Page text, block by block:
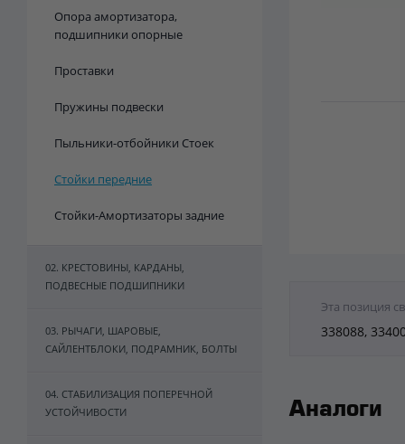
Опора амортизатора,
подшипники опорные
Проставки
Пружины подвески
Пыльники-отбойники Стоек
Стойки передние
Стойки-Амортизаторы задние
02. КРЕСТОВИНЫ, КАРДАНЫ,
ПОДВЕСНЫЕ ПОДШИПНИКИ
03. РЫЧАГИ, ШАРОВЫЕ,
САЙЛЕНТБЛОКИ, ПОДРАМНИК, БОЛТЫ
04. СТАБИЛИЗАЦИЯ ПОПЕРЕЧНОЙ
УСТОЙЧИВОСТИ
Эта позиция
338088,
Аналоги